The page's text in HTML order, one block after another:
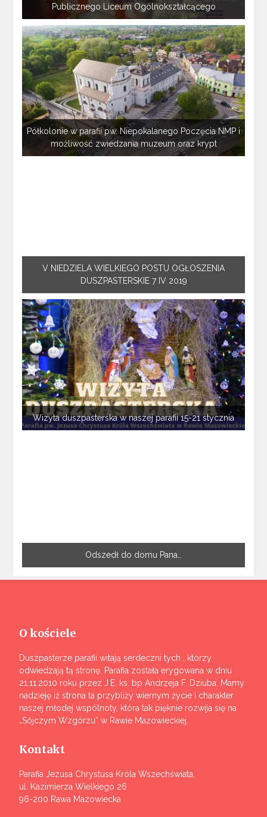
Publicznego Liceum Ogólnokształcącego
Półkolonie w parafii pw. Niepokalanego Poczęcia NMP i
możliwość zwiedzania muzeum oraz krypt
V NIEDZIELA WIELKIEGO POSTU OGŁOSZENIA
DUSZPASTERSKIE 7 IV 2019
Wizyta duszpasterska w naszej parafii 15-21 stycznia
Odszedł do domu Pana…
O kościele
Duszpasterze parafii witają serdeczni tych , którzy
odwiedzają tą stronę. Parafia została erygowana w dniu
21.11.2010 roku przez J.E. ks. bp Andrzeja F. Dziuba. Mamy
nadzieję iż strona ta przybliży wiernym życie i charakter
naszej młodej wspólnoty, która tak pięknie rozwija się na
„Sójczym Wzgórzu” w Rawie Mazowieckiej.
Kontakt
Parafia Jezusa Chrystusa Króla Wszechświata,
ul. Kazimierza Wielkiego 26
96-200 Rawa Mazowiecka